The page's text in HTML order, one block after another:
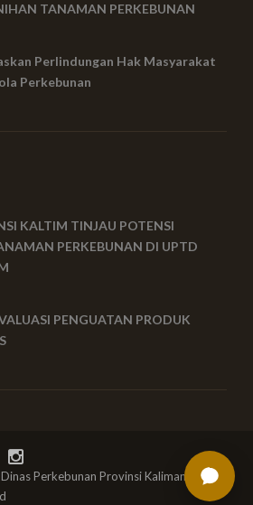
TANAMAN PERKEBUNAN
Perlindungan Hak Masyarakat
Perkebunan
KALTIM TINJAU POTENSI
PERKEBUNAN DI UPTD
PENGUATAN PRODUK
Perkebunan Provinsi Kalimantan